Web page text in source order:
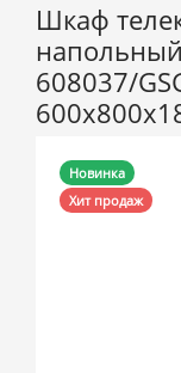
Шкаф
напольный
608037/
Новинка
Хит продаж